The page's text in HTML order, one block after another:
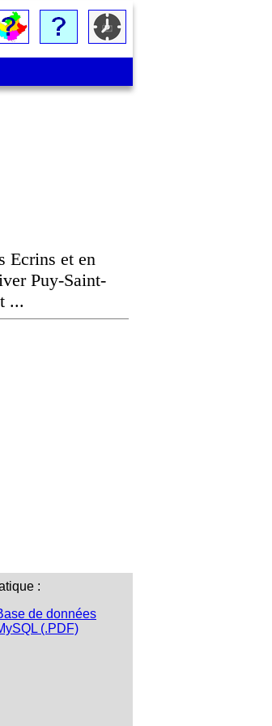
Ecrins et en
Puy-Saint-
...
:
de données
(.PDF)